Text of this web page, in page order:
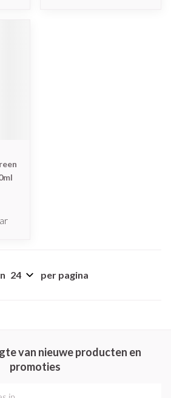
per pagina
van nieuwe producten en
promoties